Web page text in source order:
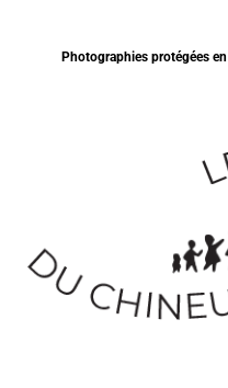
Photographies protégées en